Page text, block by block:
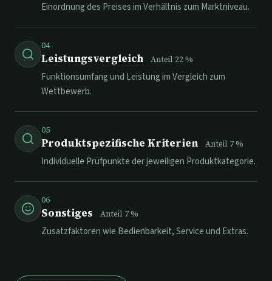
Einordnung des Preises im Verhältnis zum Marktniveau.
04
Leistungsvergleich Anteil 22%
Funktionsumfang und Leistung im Vergleich zum
Wettbewerb.
05
Produktspezifische Kriterien Anteil 7%
Individuelle Prüfpunkte der jeweiligen Produktkategorie.
06
Sonstiges Anteil 7%
Zusatzfaktoren wie Bedienbarkeit, Service und Extras.